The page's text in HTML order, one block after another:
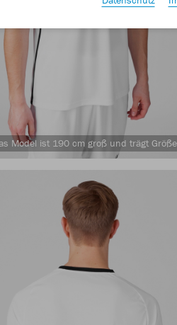
Model ist 190 cm groß und trägt